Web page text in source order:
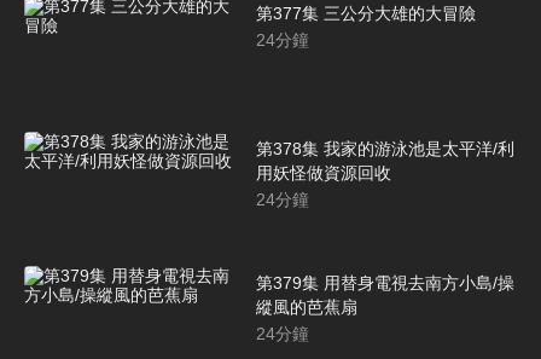
第377集 三公分大雄的大冒險
24分鐘
第378集 我家的游泳池是太平洋/利
用妖怪做資源回收
24分鐘
第379集 用替身電視去南方小島/操
縱風的芭蕉扇
24分鐘